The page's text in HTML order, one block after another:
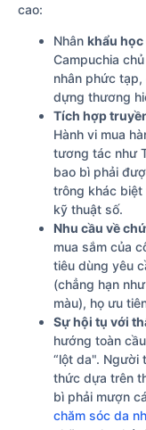
cao:
Nhân khẩu
Campuchia
nhân phức
dựng thương
Tích hợp
Hành vi mua
tương tác như
bao bì phải
trông khác biệt
kỹ thuật số.
Nhu cầu về
mua sắm của
tiêu dùng yêu
(chẳng hạn
màu), họ ưu
Sự hội tụ với
hướng toàn
“lột da". Người
thức dựa trên
bì phải mượn
chăm sóc da